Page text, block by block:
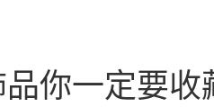
你一定要收